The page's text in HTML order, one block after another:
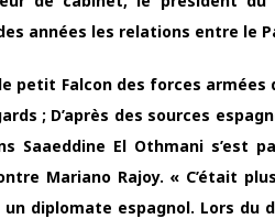
années les relations entre le
petit Falcon des forces armées
; D’après des sources
Saaeddine El Othmani s’est
Mariano Rajoy. « C’était
un diplomate espagnol. Lors